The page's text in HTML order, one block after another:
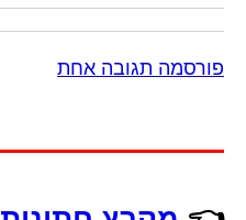
פורסמה תגובה אחת